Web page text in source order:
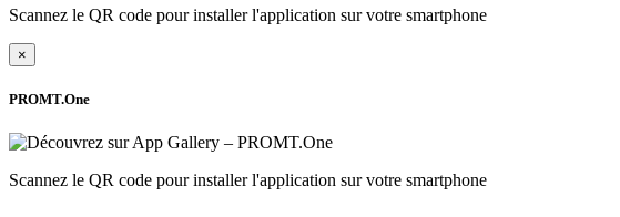
Scannez le QR code pour installer l'application sur votre smartphone
×
PROMT.One
Scannez le QR code pour installer l'application sur votre smartphone